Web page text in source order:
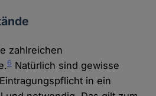
zahlreichen
6 Natürlich sind gewisse
in ein